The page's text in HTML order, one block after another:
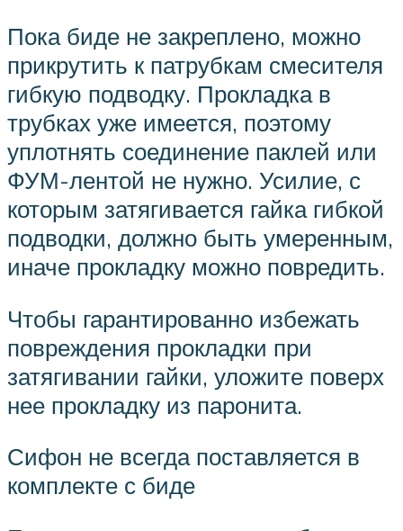
Пока биде не закреплено, можно
прикрутить к патрубкам смесителя
гибкую подводку. Прокладка в
трубках уже имеется, поэтому
уплотнять соединение паклей или
ФУМ-лентой не нужно. Усилие, с
которым затягивается гайка гибкой
подводки, должно быть умеренным,
иначе прокладку можно повредить.
Чтобы гарантированно избежать
повреждения прокладки при
затягивании гайки, уложите поверх
нее прокладку из паронита.
Сифон не всегда поставляется в
комплекте с биде